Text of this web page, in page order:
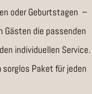
oder Geburtstagen ­ –
Gästen die passenden
individuellen Service.
sorglos Paket für jeden